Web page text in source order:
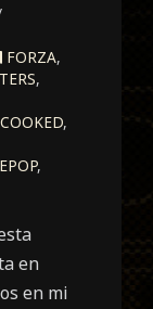
FORZA,
,
,
,
en
en mi